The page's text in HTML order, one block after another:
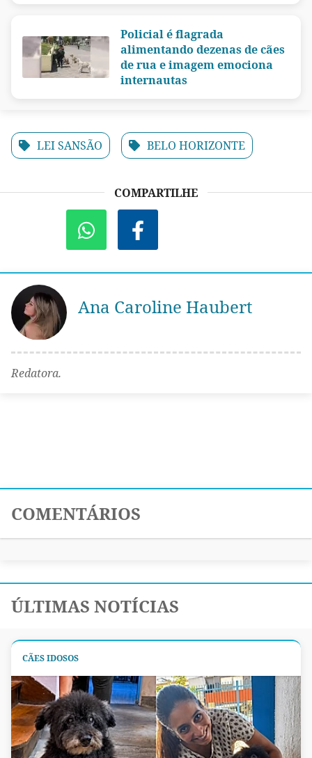
Policial é flagrada
alimentando dezenas de cães
de rua e imagem emociona
internautas
LEI SANSÃO BELO HORIZONTE
COMPARTILHE
Ana Caroline Haubert
Redatora.
COMENTÁRIOS
ÚLTIMAS NOTÍCIAS
CÃES IDOSOS